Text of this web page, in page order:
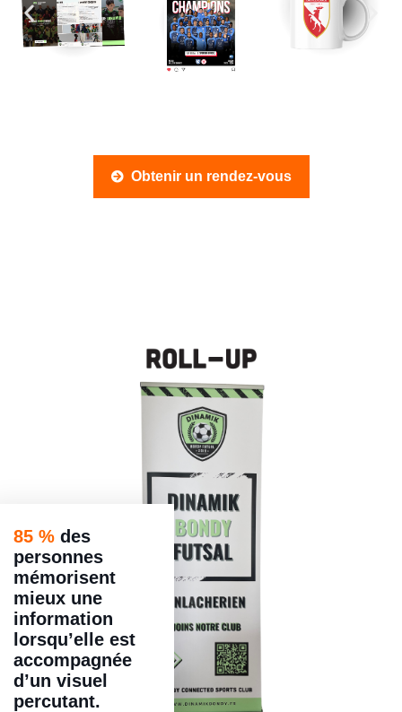
Obtenir un rendez-vous
85 % des
personnes
mémorisent
mieux une
information
lorsqu’elle est
accompagnée
d’un visuel
percutant.